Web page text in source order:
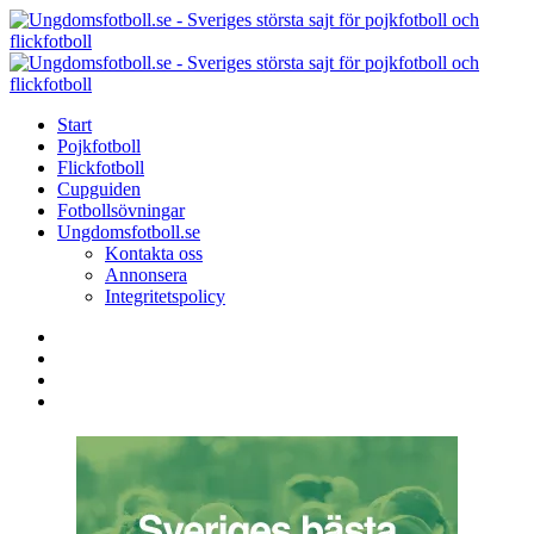
Menu
Search
Menu
Start
Pojkfotboll
Flickfotboll
Cupguiden
Fotbollsövningar
Ungdomsfotboll.se
Kontakta oss
Annonsera
Integritetspolicy